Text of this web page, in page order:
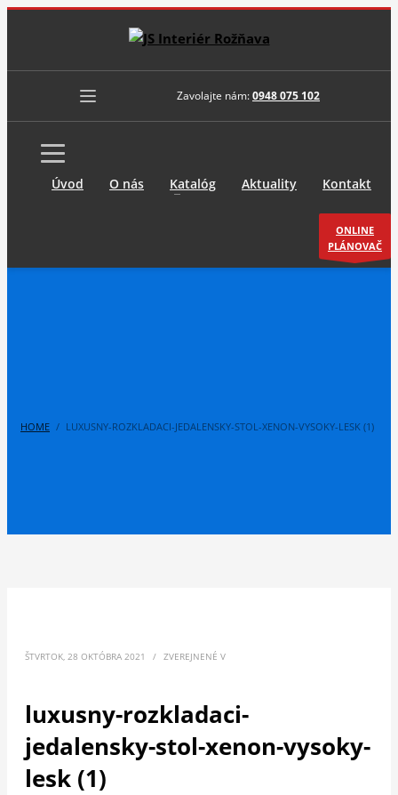
Zavolajte nám:0948 075 102
Úvod O nás Katalóg Aktuality Kontakt
ONLINE
PLÁNOVAČ
HOME LUXUSNY-ROZKLADACI-JEDALENSKY-STOL-XENON-VYSOKY-LESK (1)
ŠTVRTOK, 28 OKTÓBRA 2021 / ZVEREJNENÉ V
luxusny-rozkladaci-
jedalensky-stol-xenon-vysoky-
lesk (1)